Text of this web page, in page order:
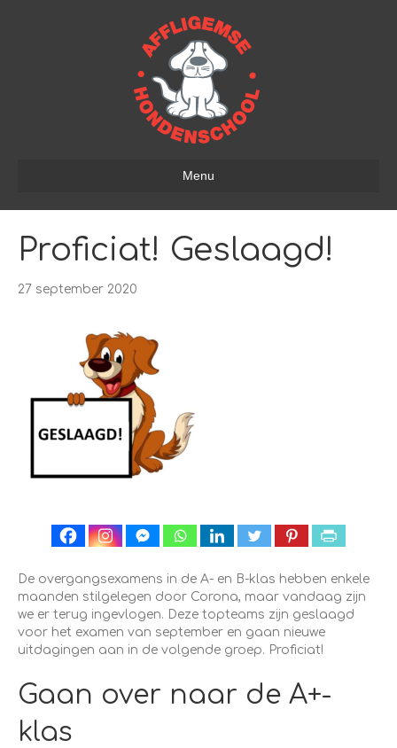
Menu
Proficiat! Geslaagd!
27 september 2020
De overgangsexamens in de A- en B-klas hebben enkele
maanden stilgelegen door Corona, maar vandaag zijn
we er terug ingevlogen. Deze topteams zijn geslaagd
voor het examen van september en gaan nieuwe
uitdagingen aan in de volgende groep. Proficiat!
Gaan over naar de A+-
klas